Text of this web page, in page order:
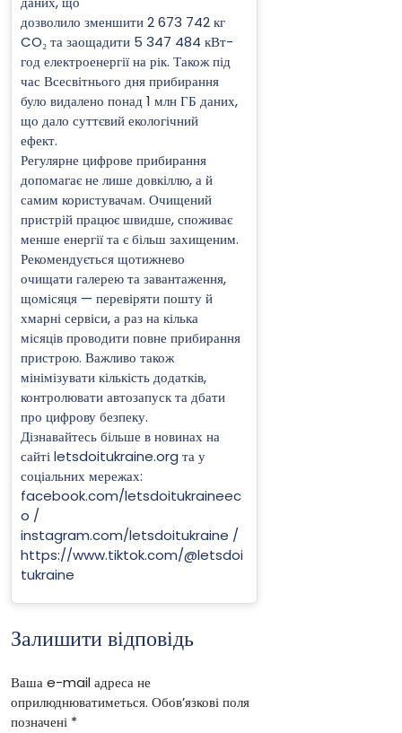
дозволило зменшити 2 673 742 кг
CO₂ та заощадити 5 347 484 кВт-
год електроенергії на рік. Також під
час Всесвітнього дня прибирання
було видалено понад 1 млн ГБ даних,
що дало суттєвий екологічний
ефект.
Регулярне цифрове прибирання
допомагає не лише довкіллю, а й
самим користувачам. Очищений
пристрій працює швидше, споживає
менше енергії та є більш захищеним.
Рекомендується щотижнево
очищати галерею та завантаження,
щомісяця — перевіряти пошту й
хмарні сервіси, а раз на кілька
місяців проводити повне прибирання
пристрою. Важливо також
мінімізувати кількість додатків,
контролювати автозапуск та дбати
про цифрову безпеку.
Дізнавайтесь більше в новинах на
сайті letsdoitukraine.org та у
соціальних мережах:
facebook.com/letsdoitukraineec
o /
instagram.com/letsdoitukraine /
https://www.tiktok.com/@letsdoi
tukraine
Залишити відповідь
Ваша e-mail адреса не
оприлюднюватиметься. Обов’язкові поля
позначені *